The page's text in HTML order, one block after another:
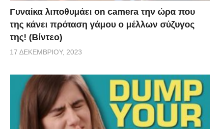
Γυναίκα λιποθυμάει on camera την ώρα που
της κάνει πρόταση γάμου ο μέλλων σύζυγος
της! (Βίντεο)
17 ΔΕΚΕΜΒΡΊΟΥ, 2023